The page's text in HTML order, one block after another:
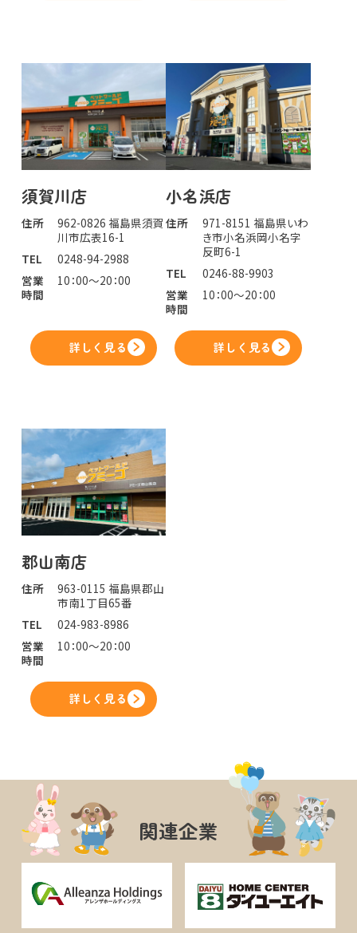
須賀川店
住所
962-0826 福島県須賀
川市広表16-1
TEL
0248-94-2988
営業
時間
10：00～20：00
詳しく見る
小名浜店
住所
971-8151 福島県いわ
き市小名浜岡小名字
反町6-1
TEL
0246-88-9903
営業
時間
10：00～20：00
詳しく見る
郡山南店
住所
963-0115 福島県郡山
市南1丁目65番
TEL
024-983-8986
営業
時間
10：00～20：00
詳しく見る
関連企業